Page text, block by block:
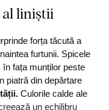
liniștii
forța tăcută a
furtunii. Spicele
fața munților peste
piatră din depărtare
Culorile calde ale
un echilibru